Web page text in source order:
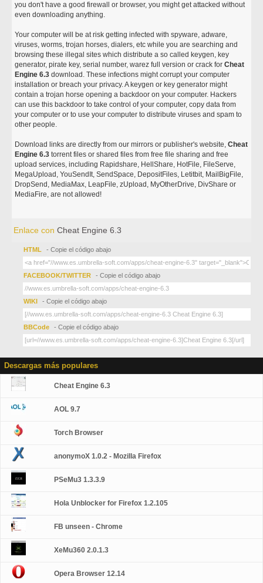
you don't have a good firewall or browser, you might get attacked without
even downloading anything.
Your computer will be at risk getting infected with spyware, adware,
viruses, worms, trojan horses, dialers, etc while you are searching and
browsing these illegal sites which distribute a so called keygen, key
generator, pirate key, serial number, warez full version or crack forCheat
Engine 6.3 download. These infections might corrupt your computer
installation or breach your privacy. A keygen or key generator might
contain a trojan horse opening a backdoor on your computer. Hackers
can use this backdoor to take control of your computer, copy data from
your computer or to use your computer to distribute viruses and spam to
other people.
Download links are directly from our mirrors or publisher's website,Cheat
Engine 6.3 torrent files or shared files from free file sharing and free
upload services, including Rapidshare, HellShare, HotFile, FileServe,
MegaUpload, YouSendIt, SendSpace, DepositFiles, Letitbit, MailBigFile,
DropSend, MediaMax, LeapFile, zUpload, MyOtherDrive, DivShare or
MediaFire, are not allowed!
Enlace conCheat Engine 6.3
HTML - Copie el código abajo
FACEBOOK/TWITTER - Copie el código abajo
WIKI - Copie el código abajo
BBCode - Copie el código abajo
Descargas más populares
Cheat Engine 6.3
AOL 9.7
Torch Browser
anonymoX 1.0.2 - Mozilla Firefox
PSeMu3 1.3.3.9
Hola Unblocker for Firefox 1.2.105
FB unseen - Chrome
XeMu360 2.0.1.3
Opera Browser 12.14